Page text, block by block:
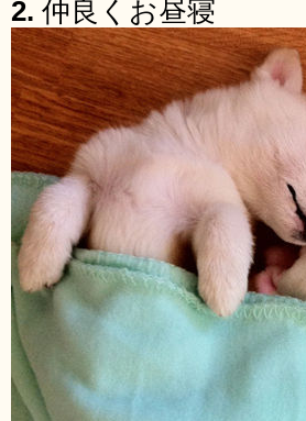
2. 仲良くお昼寝